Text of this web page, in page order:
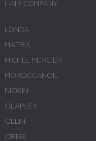
HAIR COMPANY
LONDA
MATRIX
MICHEL MERCIER
MOROCCANOIL
NIOXIN
OLAPLEX
OLLIN
ORIBE